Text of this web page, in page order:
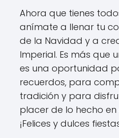
Ahora que tienes
anímate a llenar tu
de la Navidad y a
Imperial. Es más que
es una oportunidad
recuerdos, para
tradición y para
placer de lo hecho
¡Felices y dulces